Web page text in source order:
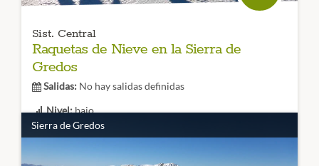
Sist. Central
Raquetas de Nieve en la Sierra de
Gredos
Salidas: No hay salidas definidas
Nivel:bajo
Conoce laSierra de Gredos en invierno
Sierra de Gredos